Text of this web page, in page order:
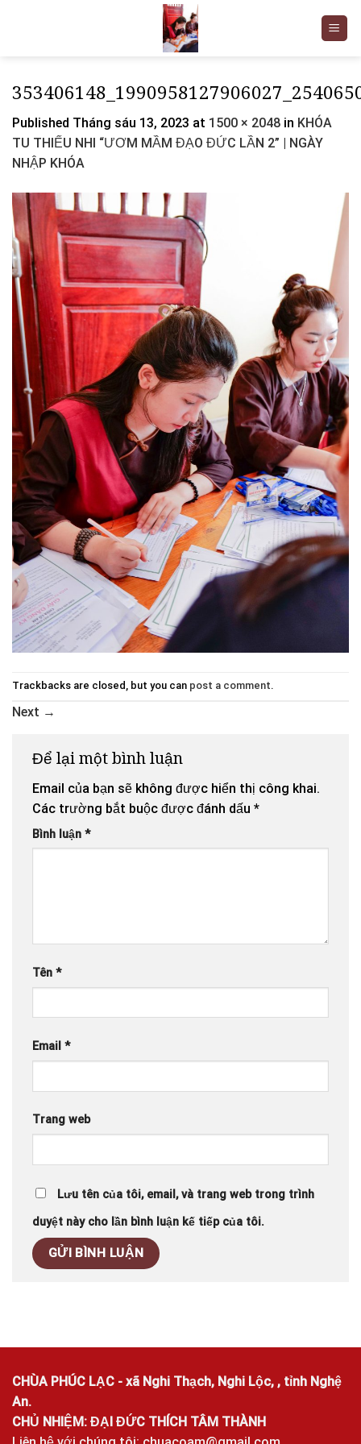
Published Tháng sáu 13, 2023 at 1500 × 2048 in KHÓA
TU THIẾU NHI “ƯƠM MẦM ĐẠO ĐỨC LẦN 2” | NGÀY
NHẬP KHÓA
Trackbacks are closed, but you can post a comment.
Next →
Để lại một bình luận
Email của bạn sẽ không được hiển thị công khai.
Các trường bắt buộc được đánh dấu *
Bình luận *
Tên *
Email *
Trang web
Lưu tên của tôi, email, và trang web trong trình
duyệt này cho lần bình luận kế tiếp của tôi.
CHÙA PHÚC LẠC - xã Nghi Thạch, Nghi Lộc, , tỉnh Nghệ
An.
CHỦ NHIỆM: ĐẠI ĐỨC THÍCH TÂM THÀNH